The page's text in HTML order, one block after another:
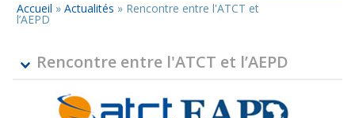
Vous
êtes
Accueil » Actualités » Rencontre entre l'ATCT et
l’AEPD
Rencontre entre l'ATCT et l’AEPD